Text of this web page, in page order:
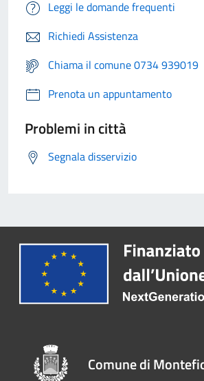
Leggi le domande frequenti
Richiedi Assistenza
Chiama il comune 0734 939019
Prenota un appuntamento
Problemi in città
Segnala disservizio
Comune di